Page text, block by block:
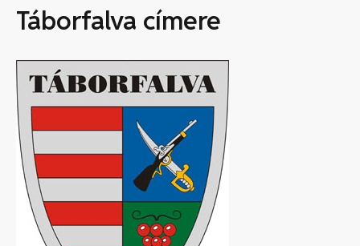
Táborfalva címere